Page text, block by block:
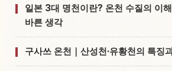
Gunma 현 체험 찾기
일본 3대 명천이란? 온천 수질의 이
바른 생각
구사쓰 온천｜산성천·유황천의 특징